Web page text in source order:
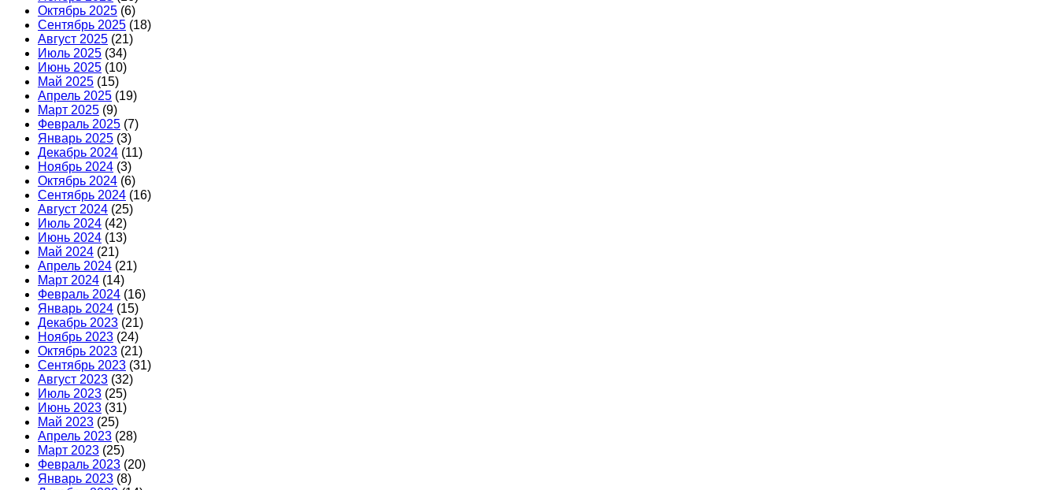
Октябрь 2025 (6)
Сентябрь 2025 (18)
Август 2025 (21)
Июль 2025 (34)
Июнь 2025 (10)
Май 2025 (15)
Апрель 2025 (19)
Март 2025 (9)
Февраль 2025 (7)
Январь 2025 (3)
Декабрь 2024 (11)
Ноябрь 2024 (3)
Октябрь 2024 (6)
Сентябрь 2024 (16)
Август 2024 (25)
Июль 2024 (42)
Июнь 2024 (13)
Май 2024 (21)
Апрель 2024 (21)
Март 2024 (14)
Февраль 2024 (16)
Январь 2024 (15)
Декабрь 2023 (21)
Ноябрь 2023 (24)
Октябрь 2023 (21)
Сентябрь 2023 (31)
Август 2023 (32)
Июль 2023 (25)
Июнь 2023 (31)
Май 2023 (25)
Апрель 2023 (28)
Март 2023 (25)
Февраль 2023 (20)
Январь 2023 (8)